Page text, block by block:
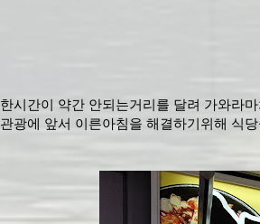
한시간이 약간 안되는거리를 달려 가와라
관광에 앞서 이른아침을 해결하기위해 식